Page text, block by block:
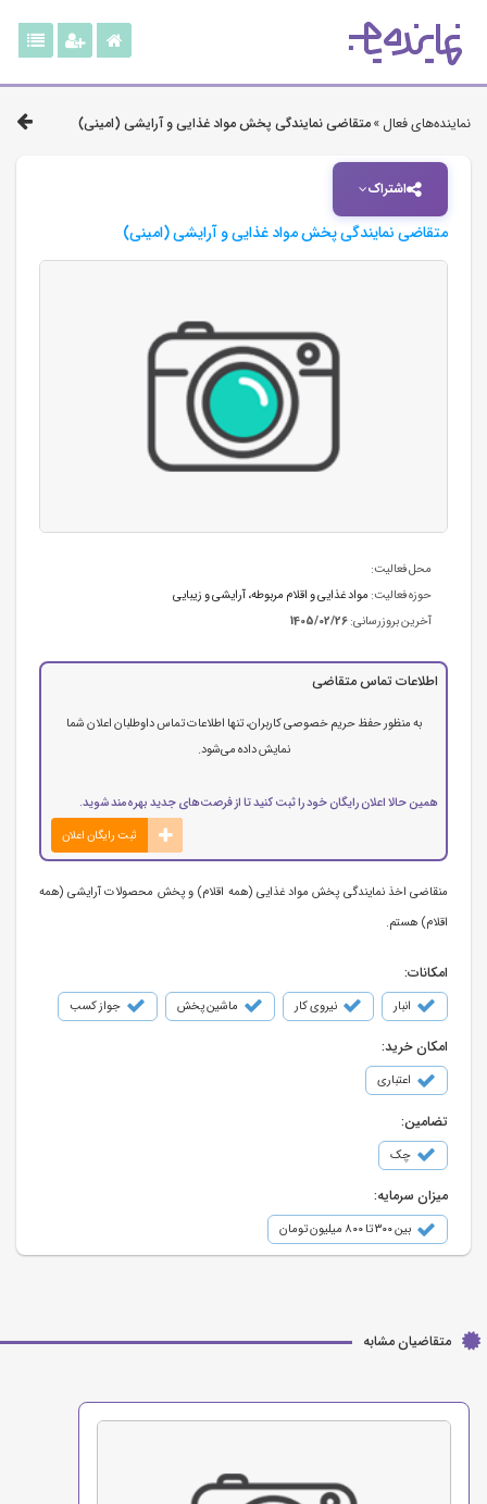
نماینده‌های فعال »متقاضی نمایندگی پخش مواد غذایی و آرایشی (امینی)
اشتراک
متقاضی نمایندگی پخش مواد غذایی و آرایشی (امینی)
محل فعالیت:
حوزه فعالیت: مواد غذایی و اقلام مربوطه،آرایشی و زیبایی
آخرین بروزرسانی:1405/02/26
اطلاعات تماس متقاضی
به منظور حفظ حریم خصوصی کاربران، تنها اطلاعات تماس داوطلبان اعلان شما
نمایش داده می‌شود.
همین حالا اعلان رایگان خود را ثبت کنید تا از فرصت‌های جدید بهره‌مند شوید.
ثبت رایگان اعلان
منقاضی اخذ نمایندگی پخش مواد غذایی (همه اقلام) و پخش محصولات آرایشی (همه
اقلام) هستم.
امکانات:
انبار نیروی کار ماشین پخش جواز کسب
امکان خرید:
اعتباری
تضامین:
چک
میزان سرمایه:
بین ۳۰۰ تا ۸۰۰ میلیون تومان
متقاضیان مشابه